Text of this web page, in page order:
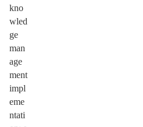
kno
wled
ge
man
age
ment
impl
eme
ntati